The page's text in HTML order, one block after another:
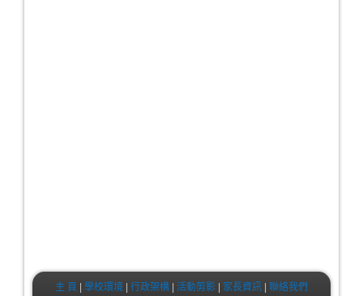
主 頁 學校環境| 行政架構| 活動剪影| 家長資訊| 聯絡我們